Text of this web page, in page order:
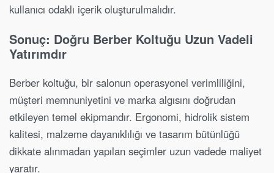
kullanıcı odaklı içerik oluşturulmalıdır.
Sonuç: Doğru Berber Koltuğu Uzun Vadeli
Yatırımdır
Berber koltuğu, bir salonun operasyonel verimliliğini,
müşteri memnuniyetini ve marka algısını doğrudan
etkileyen temel ekipmandır. Ergonomi, hidrolik sistem
kalitesi, malzeme dayanıklılığı ve tasarım bütünlüğü
dikkate alınmadan yapılan seçimler uzun vadede maliyet
yaratır.